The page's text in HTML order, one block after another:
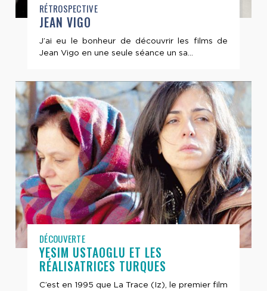
RÉTROSPECTIVE
JEAN VIGO
J’ai eu le bonheur de découvrir les films de
Jean Vigo en une seule séance un sa...
DÉCOUVERTE
YESIM USTAOGLU ET LES
RÉALISATRICES TURQUES
C’est en 1995 que La Trace (Iz), le premier film